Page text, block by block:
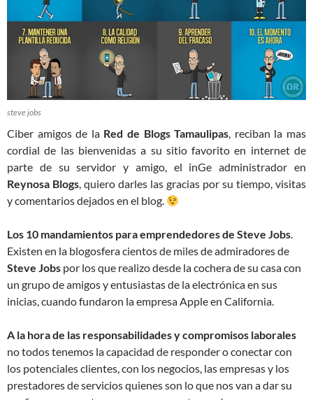
steve jobs
Ciber amigos de la Red de Blogs Tamaulipas, reciban la mas
cordial de las bienvenidas a su sitio favorito en internet de
parte de su servidor y amigo, el inGe administrador en
Reynosa Blogs, quiero darles las gracias por su tiempo, visitas
y comentarios dejados en el blog.
Los 10 mandamientos para emprendedores de Steve Jobs.
Existen en la blogosfera cientos de miles de admiradores de
Steve Jobs por los que realizo desde la cochera de su casa con
un grupo de amigos y entusiastas de la electrónica en sus
inicias, cuando fundaron la empresa Apple en California.
A la hora de las responsabilidades y compromisos laborales
no todos tenemos la capacidad de responder o conectar con
los potenciales clientes, con los negocios, las empresas y los
prestadores de servicios quienes son lo que nos van a dar su